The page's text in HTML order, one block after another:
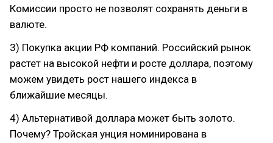
Комиссии просто не позволят сохранять деньги в
валюте.
3) Покупка акции РФ компаний. Российский рынок
растет на высокой нефти и росте доллара, поэтому
можем увидеть рост нашего индекса в
ближайшие месяцы.
4) Альтернативой доллара может быть золото.
Почему? Тройская унция номинирована в